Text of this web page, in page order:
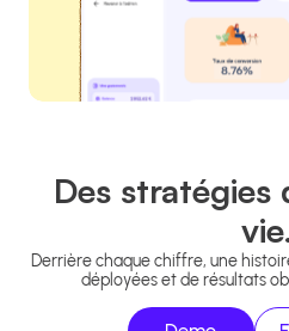
Des
Derrière chaque chiffre, une
déployées et de résultats